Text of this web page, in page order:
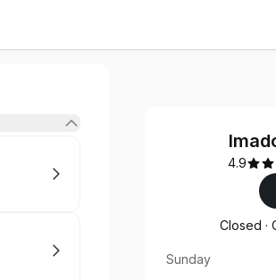
4.9
Closed ·
Sunday